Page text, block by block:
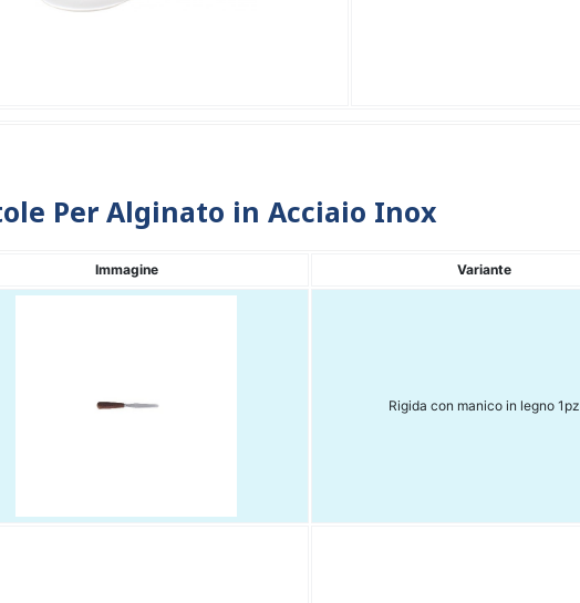
Per Alginato in Acciaio Inox
Immagine Variante
Rigida con manico in legno 1pz